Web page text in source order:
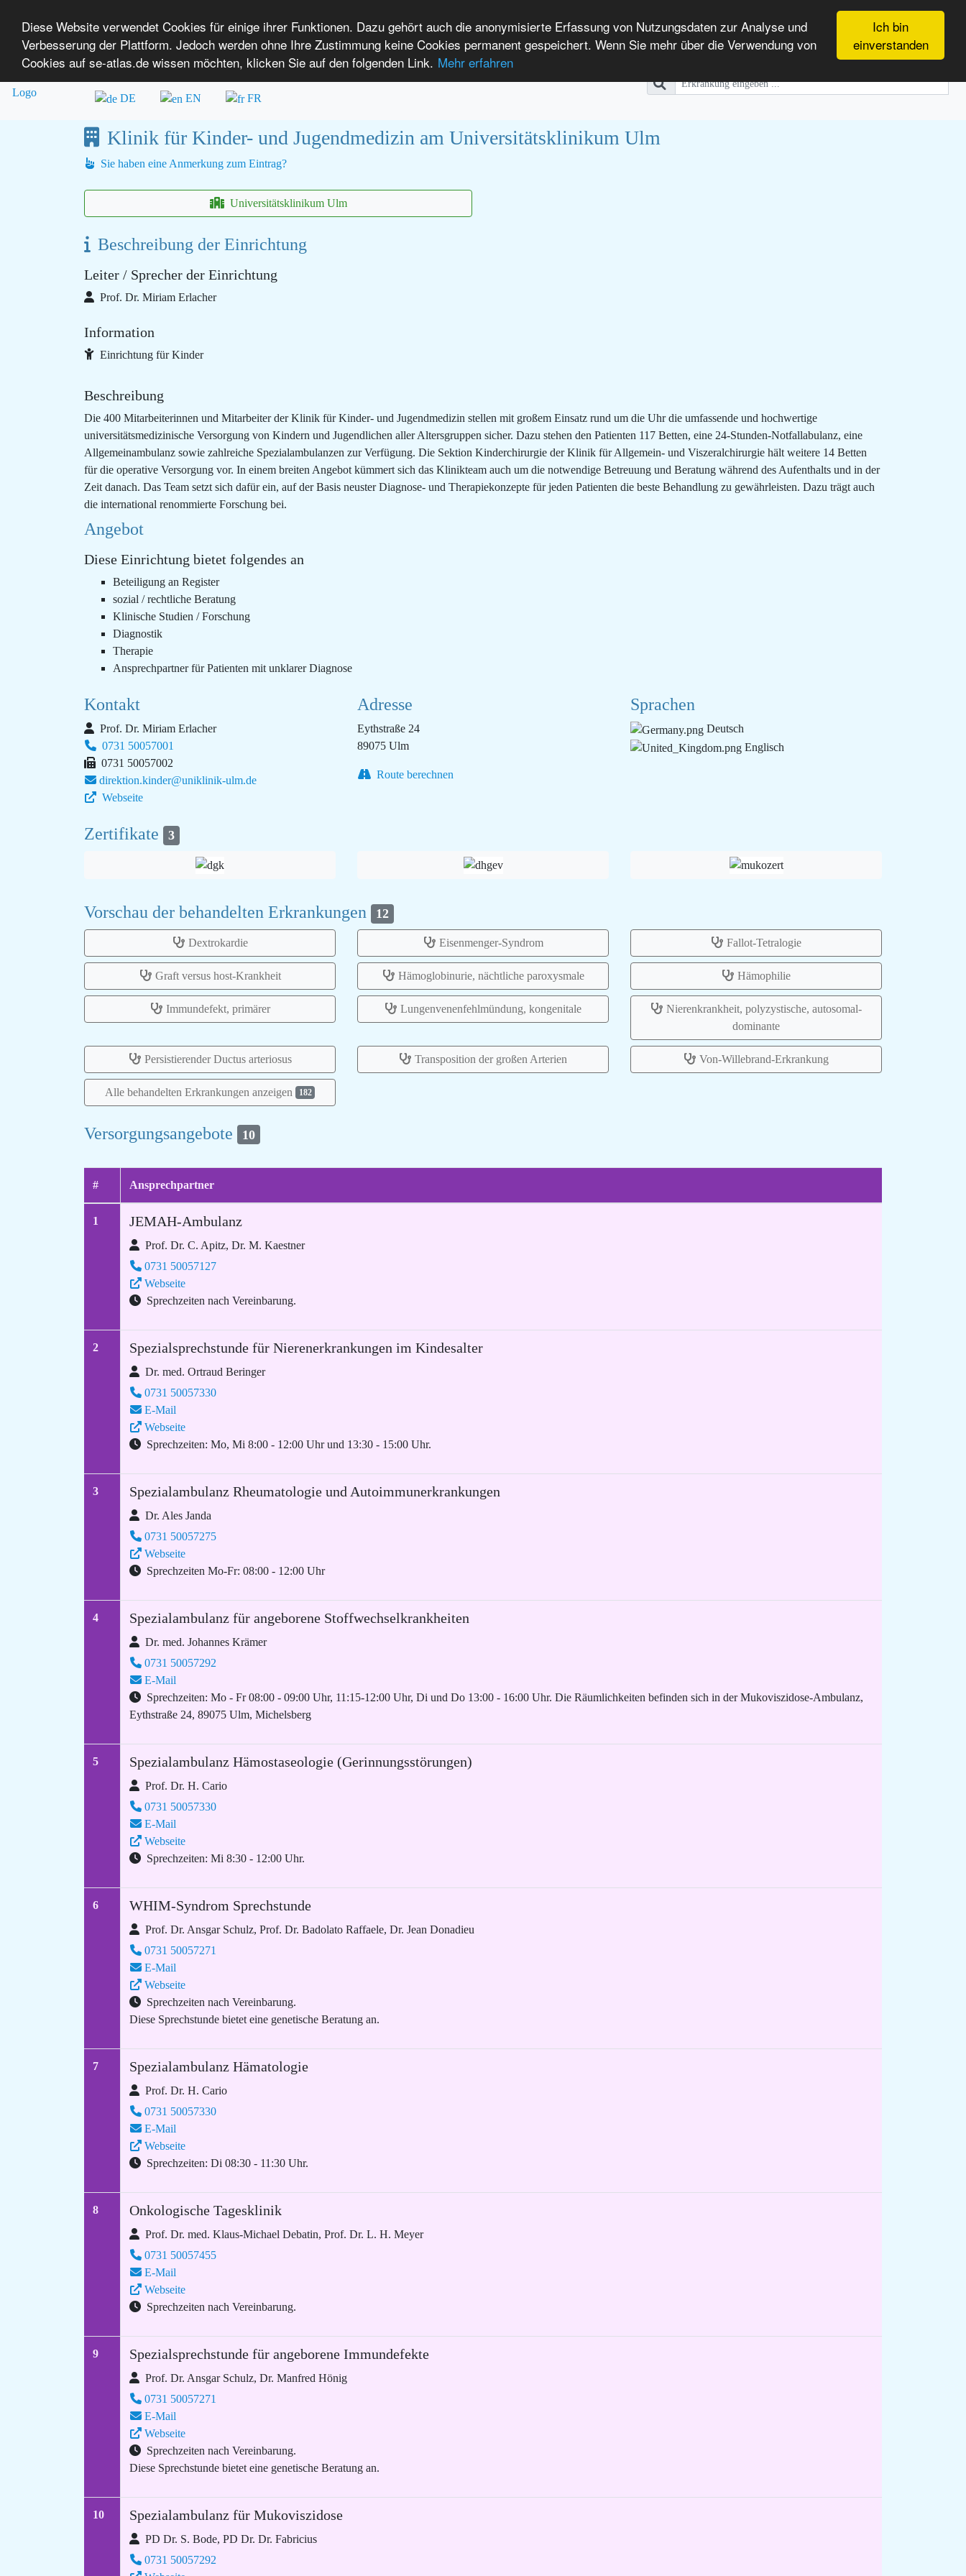
Ich bin
einverstanden
Diese Website verwendet Cookies für einige ihrer Funktionen. Dazu gehört auch die anonymisierte Erfassung von Nutzungsdaten zur Analyse und
Verbesserung der Plattform. Jedoch werden ohne Ihre Zustimmung keine Cookies permanent gespeichert. Wenn Sie mehr über die Verwendung von
Cookies auf se-atlas.de wissen möchten, klicken Sie auf den folgenden Link. Mehr erfahren
SE-ATLAS
Versorgungsatlas für Menschen mit seltenen Erkrankungen
Überblick über Einrichtungen Über uns Anmelden Leichte Sprache International Patients
DE EN FR
Klinik für Kinder- und Jugendmedizin am Universitätsklinikum Ulm
Sie haben eine Anmerkung zum Eintrag?
Universitätsklinikum Ulm
Beschreibung der Einrichtung
Leiter / Sprecher der Einrichtung
Prof. Dr. Miriam Erlacher
Information
Einrichtung für Kinder
Beschreibung
Die 400 Mitarbeiterinnen und Mitarbeiter der Klinik für Kinder- und Jugendmedizin stellen mit großem Einsatz rund um die Uhr die umfassende und hochwertige
universitätsmedizinische Versorgung von Kindern und Jugendlichen aller Altersgruppen sicher. Dazu stehen den Patienten 117 Betten, eine 24-Stunden-Notfallabulanz, eine
Allgemeinambulanz sowie zahlreiche Spezialambulanzen zur Verfügung. Die Sektion Kinderchirurgie der Klinik für Allgemein- und Viszeralchirurgie hält weitere 14 Betten
für die operative Versorgung vor. In einem breiten Angebot kümmert sich das Klinikteam auch um die notwendige Betreuung und Beratung während des Aufenthalts und in der
Zeit danach. Das Team setzt sich dafür ein, auf der Basis neuster Diagnose- und Therapiekonzepte für jeden Patienten die beste Behandlung zu gewährleisten. Dazu trägt auch
die international renommierte Forschung bei.
Angebot
Diese Einrichtung bietet folgendes an
Beteiligung an Register
sozial / rechtliche Beratung
Klinische Studien / Forschung
Diagnostik
Therapie
Ansprechpartner für Patienten mit unklarer Diagnose
Kontakt
Prof. Dr. Miriam Erlacher
0731 50057001
0731 50057002
direktion.kinder@uniklinik-​ulm.de
Webseite
Adresse
Eythstraße 24
89075 Ulm
Route berechnen
Sprachen
Deutsch
Englisch
Zertifikate 3
Vorschau der behandelten Erkrankungen 12
Dextrokardie Eisenmenger-Syndrom Fallot-Tetralogie
Graft versus host-Krankheit Hämoglobinurie, nächtliche paroxysmale Hämophilie
Immundefekt, primärer Lungenvenenfehlmündung, kongenitale
Nierenkrankheit, polyzystische, autosomal-
dominante
Persistierender Ductus arteriosus Transposition der großen Arterien Von-Willebrand-Erkrankung
Alle behandelten Erkrankungen anzeigen 182
Versorgungsangebote 10
# Ansprechpartner
1 JEMAH-Ambulanz
Prof. Dr. C. Apitz, Dr. M. Kaestner
0731 50057127
Webseite
Sprechzeiten nach Vereinbarung.
2 Spezialsprechstunde für Nierenerkrankungen im Kindesalter
Dr. med. Ortraud Beringer
0731 50057330
E-Mail
Webseite
Sprechzeiten: Mo, Mi 8:00 - 12:00 Uhr und 13:30 - 15:00 Uhr.
3 Spezialambulanz Rheumatologie und Autoimmunerkrankungen
Dr. Ales Janda
0731 50057275
Webseite
Sprechzeiten Mo-Fr: 08:00 - 12:00 Uhr
4 Spezialambulanz für angeborene Stoffwechselkrankheiten
Dr. med. Johannes Krämer
0731 50057292
E-Mail
Sprechzeiten: Mo - Fr 08:00 - 09:00 Uhr, 11:15-12:00 Uhr, Di und Do 13:00 - 16:00 Uhr. Die Räumlichkeiten befinden sich in der Mukoviszidose-​Ambulanz,
Eythstraße 24, 89075 Ulm, Michelsberg
5 Spezialambulanz Hämostaseologie (Gerinnungsstörungen)
Prof. Dr. H. Cario
0731 50057330
E-Mail
Webseite
Sprechzeiten: Mi 8:30 - 12:00 Uhr.
6 WHIM-Syndrom Sprechstunde
Prof. Dr. Ansgar Schulz, Prof. Dr. Badolato Raffaele, Dr. Jean Donadieu
0731 50057271
E-Mail
Webseite
Sprechzeiten nach Vereinbarung.
Diese Sprechstunde bietet eine genetische Beratung an.
7 Spezialambulanz Hämatologie
Prof. Dr. H. Cario
0731 50057330
E-Mail
Webseite
Sprechzeiten: Di 08:30 - 11:30 Uhr.
8 Onkologische Tagesklinik
Prof. Dr. med. Klaus-Michael Debatin, Prof. Dr. L. H. Meyer
0731 50057455
E-Mail
Webseite
Sprechzeiten nach Vereinbarung.
9 Spezialsprechstunde für angeborene Immundefekte
Prof. Dr. Ansgar Schulz, Dr. Manfred Hönig
0731 50057271
E-Mail
Webseite
Sprechzeiten nach Vereinbarung.
Diese Sprechstunde bietet eine genetische Beratung an.
10 Spezialambulanz für Mukoviszidose
PD Dr. S. Bode, PD Dr. Dr. Fabricius
0731 50057292